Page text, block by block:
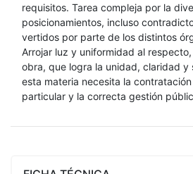
requisitos. Tarea compleja por la
posicionamientos, incluso
vertidos por parte de los distintos
Arrojar luz y uniformidad al
obra, que logra la unidad, claridad y
esta materia necesita la
particular y la correcta gestión